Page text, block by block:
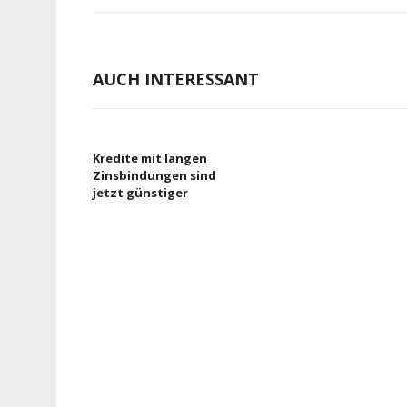
AUCH INTERESSANT
Kredite mit langen
Zinsbindungen sind
jetzt günstiger